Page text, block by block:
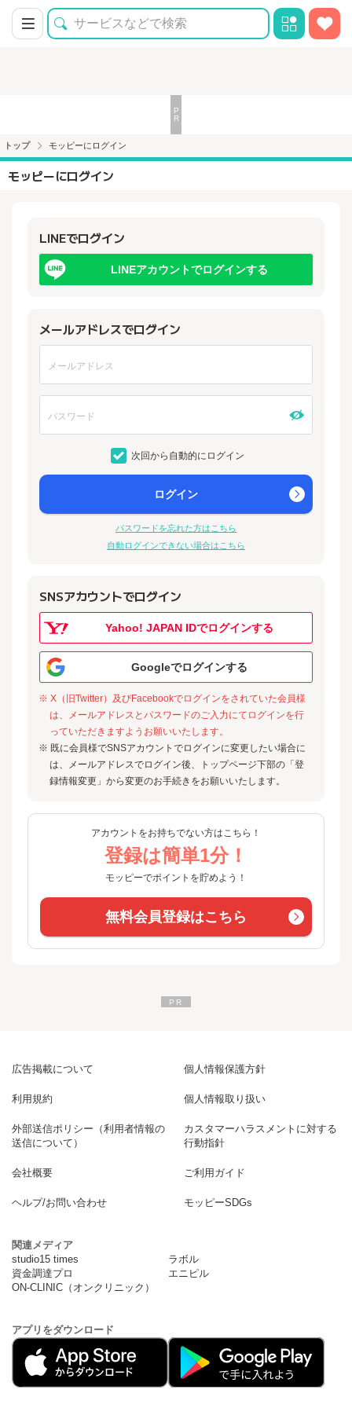
トップ モッピーにログイン
モッピーにログイン
LINEでログイン
LINEアカウントでログインする
メールアドレスでログイン
次回から自動的にログイン
ログイン
パスワードを忘れた方はこちら
自動ログインできない場合はこちら
SNSアカウントでログイン
Yahoo! JAPAN IDでログインする
Googleでログインする
※ X（旧Twitter）及びFacebookでログインをされていた会員様
は、メールアドレスとパスワードのご入力にてログインを行
っていただきますようお願いいたします。
※ 既に会員様でSNSアカウントでログインに変更したい場合に
は、メールアドレスでログイン後、トップページ下部の「登
録情報変更」から変更のお手続きをお願いいたします。
アカウントをお持ちでない方はこちら！
登録は簡単1分！
モッピーでポイントを貯めよう！
無料会員登録はこちら
広告掲載について 個人情報保護方針
利用規約 個人情報取り扱い
外部送信ポリシー（利用者情報の
送信について）
カスタマーハラスメントに対する
行動指針
会社概要 ご利用ガイド
ヘルプ/お問い合わせ モッピーSDGs
関連メディア
studio15 times
ラボル
資金調達プロ
エニピル
ON-CLINIC（オンクリニック）
アプリをダウンロード